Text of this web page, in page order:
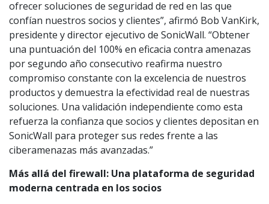
ofrecer soluciones de seguridad de red en las que
confían nuestros socios y clientes”, afirmó Bob VanKirk,
presidente y director ejecutivo de SonicWall. “Obtener
una puntuación del 100% en eficacia contra amenazas
por segundo año consecutivo reafirma nuestro
compromiso constante con la excelencia de nuestros
productos y demuestra la efectividad real de nuestras
soluciones. Una validación independiente como esta
refuerza la confianza que socios y clientes depositan en
SonicWall para proteger sus redes frente a las
ciberamenazas más avanzadas.”
Más allá del firewall: Una plataforma de seguridad
moderna centrada en los socios